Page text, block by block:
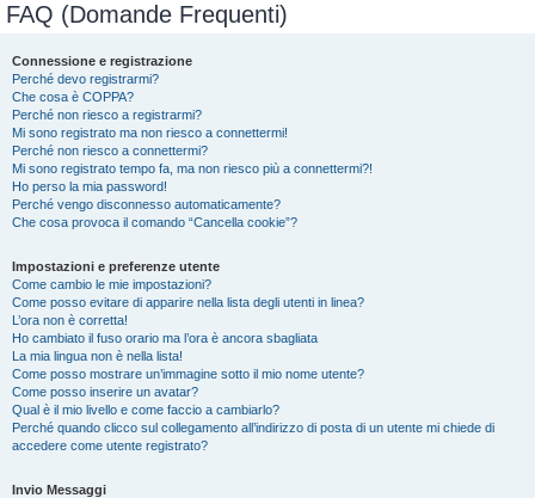
FAQ (Domande Frequenti)
Connessione e registrazione
Perché devo registrarmi?
Che cosa è COPPA?
Perché non riesco a registrarmi?
Mi sono registrato ma non riesco a connettermi!
Perché non riesco a connettermi?
Mi sono registrato tempo fa, ma non riesco più a connettermi?!
Ho perso la mia password!
Perché vengo disconnesso automaticamente?
Che cosa provoca il comando “Cancella cookie”?
Impostazioni e preferenze utente
Come cambio le mie impostazioni?
Come posso evitare di apparire nella lista degli utenti in linea?
L’ora non è corretta!
Ho cambiato il fuso orario ma l’ora è ancora sbagliata
La mia lingua non è nella lista!
Come posso mostrare un’immagine sotto il mio nome utente?
Come posso inserire un avatar?
Qual è il mio livello e come faccio a cambiarlo?
Perché quando clicco sul collegamento all’indirizzo di posta di un utente mi chiede di
accedere come utente registrato?
Invio Messaggi